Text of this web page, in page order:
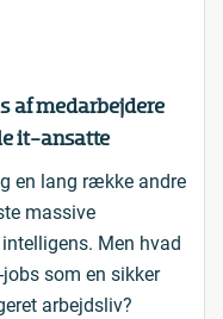
af medarbejdere
it-ansatte
en lang række andre
massive
Men hvad
som en sikker
arbejdsliv?